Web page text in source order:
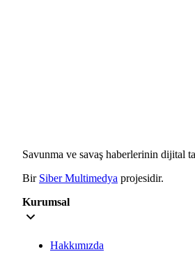
Savunma ve savaş haberlerinin dijital
Bir Siber Multimedya projesidir.
Kurumsal
Hakkımızda